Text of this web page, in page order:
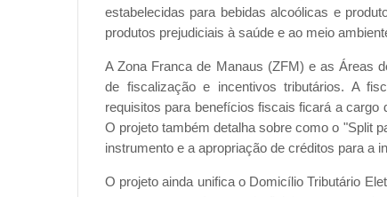
estabelecidas para bebidas alcoólicas e
produtos prejudiciais à saúde e ao meio
A Zona Franca de Manaus (ZFM) e as Áreas
de fiscalização e incentivos tributários. A
requisitos para benefícios fiscais ficará a cargo
O projeto também detalha sobre como o "Split
instrumento e a apropriação de créditos para a
O projeto ainda unifica o Domicílio Tributário